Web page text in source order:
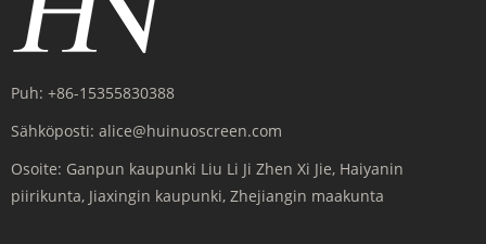
Puh: +86-15355830388
Sähköposti: alice@huinuoscreen.com
Osoite: Ganpun kaupunki Liu Li Ji Zhen Xi Jie, Haiyanin
piirikunta, Jiaxingin kaupunki, Zhejiangin maakunta